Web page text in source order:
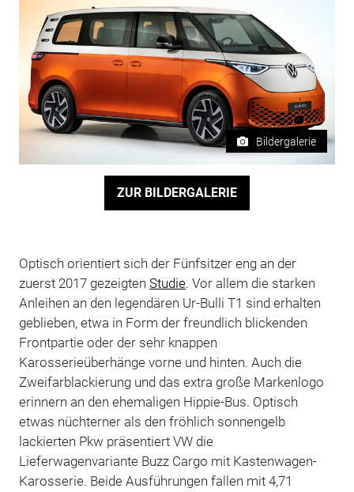
Bildergalerie
ZUR BILDERGALERIE
Optisch orientiert sich der Fünfsitzer eng an der
zuerst 2017 gezeigten Studie. Vor allem die starken
Anleihen an den legendären Ur-Bulli T1 sind erhalten
geblieben, etwa in Form der freundlich blickenden
Frontpartie oder der sehr knappen
Karosserieüberhänge vorne und hinten. Auch die
Zweifarblackierung und das extra große Markenlogo
erinnern an den ehemaligen Hippie-Bus. Optisch
etwas nüchterner als den fröhlich sonnengelb
lackierten Pkw präsentiert VW die
Lieferwagenvariante Buzz Cargo mit Kastenwagen-
Karosserie. Beide Ausführungen fallen mit 4,71